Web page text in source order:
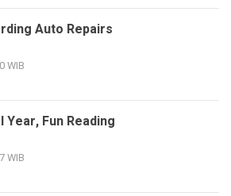
Auto Repairs
WIB
Year, Fun Reading
WIB